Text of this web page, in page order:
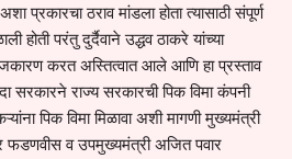
प्रकारचा ठराव मांडला होता त्यासाठी संपूर्ण
होती परंतु दुर्दैवाने उद्धव ठाकरे यांच्या
करत अस्तित्वात आले आणि हा प्रस्ताव
सरकारने राज्य सरकारची पिक विमा कंपनी
पिक विमा मिळावा अशी मागणी मुख्यमंत्री
व उपमुख्यमंत्री अजित पवार